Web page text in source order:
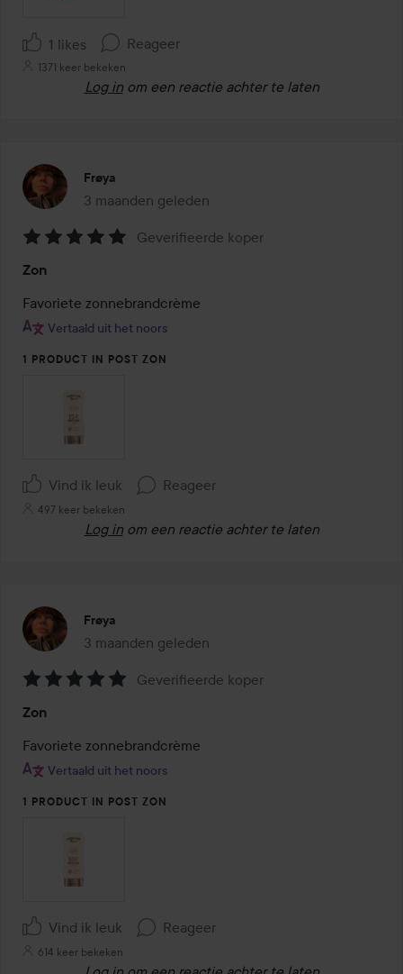
1 likes Reageer
1371 keer bekeken
Log in om een reactie achter te laten
Frøya
3 maanden geleden
Het bericht is gemaakt 3 maanden geleden
5
van
de
Geverifieerde koper
Zon
Favoriete zonnebrandcrème
Vertaald uit het noors
1 PRODUCT IN POST ZON
Vind ik leuk Reageer
497 keer bekeken
Log in om een reactie achter te laten
Frøya
3 maanden geleden
Het bericht is gemaakt 3 maanden geleden
5
van
de
Geverifieerde koper
Zon
Favoriete zonnebrandcrème
Vertaald uit het noors
1 PRODUCT IN POST ZON
Vind ik leuk Reageer
614 keer bekeken